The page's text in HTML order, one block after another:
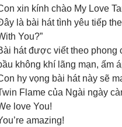
Linh
xin kính chào My Love
là bài hát tình yêu tiếp
You?”
hát được viết theo phong
không khí lãng mạn, ấm
hy vọng bài hát này sẽ
Flame của Ngài ngày
love You!
amazing!